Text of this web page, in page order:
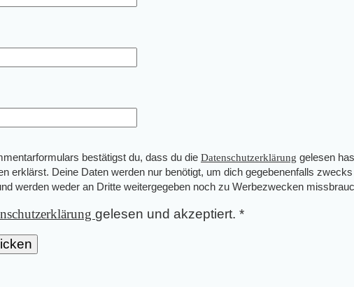
bestätigst du, dass du die Datenschutzerklärung gelesen
erklärst. Deine Daten werden nur benötigt, um dich gegebenenfalls
werden weder an Dritte weitergegeben noch zu Werbezwecken
gelesen und akzeptiert. *